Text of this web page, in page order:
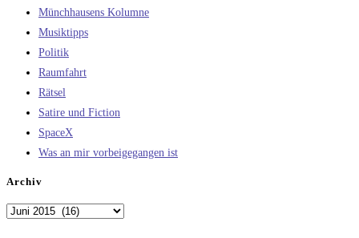
Münchhausens Kolumne
Musiktipps
Politik
Raumfahrt
Rätsel
Satire und Fiction
SpaceX
Was an mir vorbeigegangen ist
Archiv
Archiv